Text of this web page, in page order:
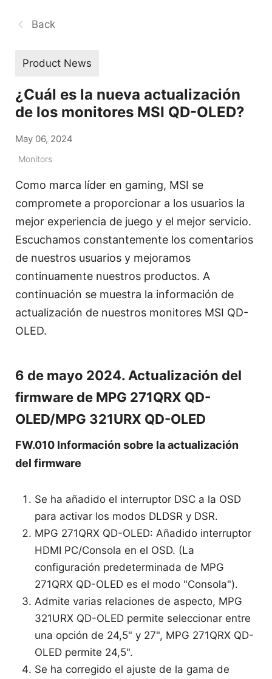
Back
Product News
¿Cuál es la nueva actualización
de los monitores MSI QD-OLED?
May 06, 2024
Monitors
Como marca líder en gaming, MSI se
compromete a proporcionar a los usuarios la
mejor experiencia de juego y el mejor servicio.
Escuchamos constantemente los comentarios
de nuestros usuarios y mejoramos
continuamente nuestros productos. A
continuación se muestra la información de
actualización de nuestros monitores MSI QD-
OLED.
6 de mayo 2024. Actualización del
firmware de MPG 271QRX QD-
OLED/MPG 321URX QD-OLED
FW.010 Información sobre la actualización
del firmware
Se ha añadido el interruptor DSC a la OSD
para activar los modos DLDSR y DSR.
MPG 271QRX QD-OLED: Añadido interruptor
HDMI PC/Consola en el OSD. (La
configuración predeterminada de MPG
271QRX QD-OLED es el modo "Consola").
Admite varias relaciones de aspecto, MPG
321URX QD-OLED permite seleccionar entre
una opción de 24,5" y 27", MPG 271QRX QD-
OLED permite 24,5".
Se ha corregido el ajuste de la gama de